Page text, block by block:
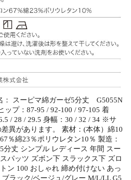
： スーピマ綿ガーゼ5分丈 G5055N
ップ：87-95 / 92-100 / 97-105 着
/ 28 / 29.5 身幅：30 / 32 / 34 ※サ
異があります。 素材：(本体）綿10
％綿23％ポリウレタン10％ 製造：
分丈 シンプル レディース 年間 スー
パッツ ズボン下 スラックス下 ズロ
ン 100 おしゃれ 締め付けない あっ
ラック/ベージュ/グレー M/L/LL G5